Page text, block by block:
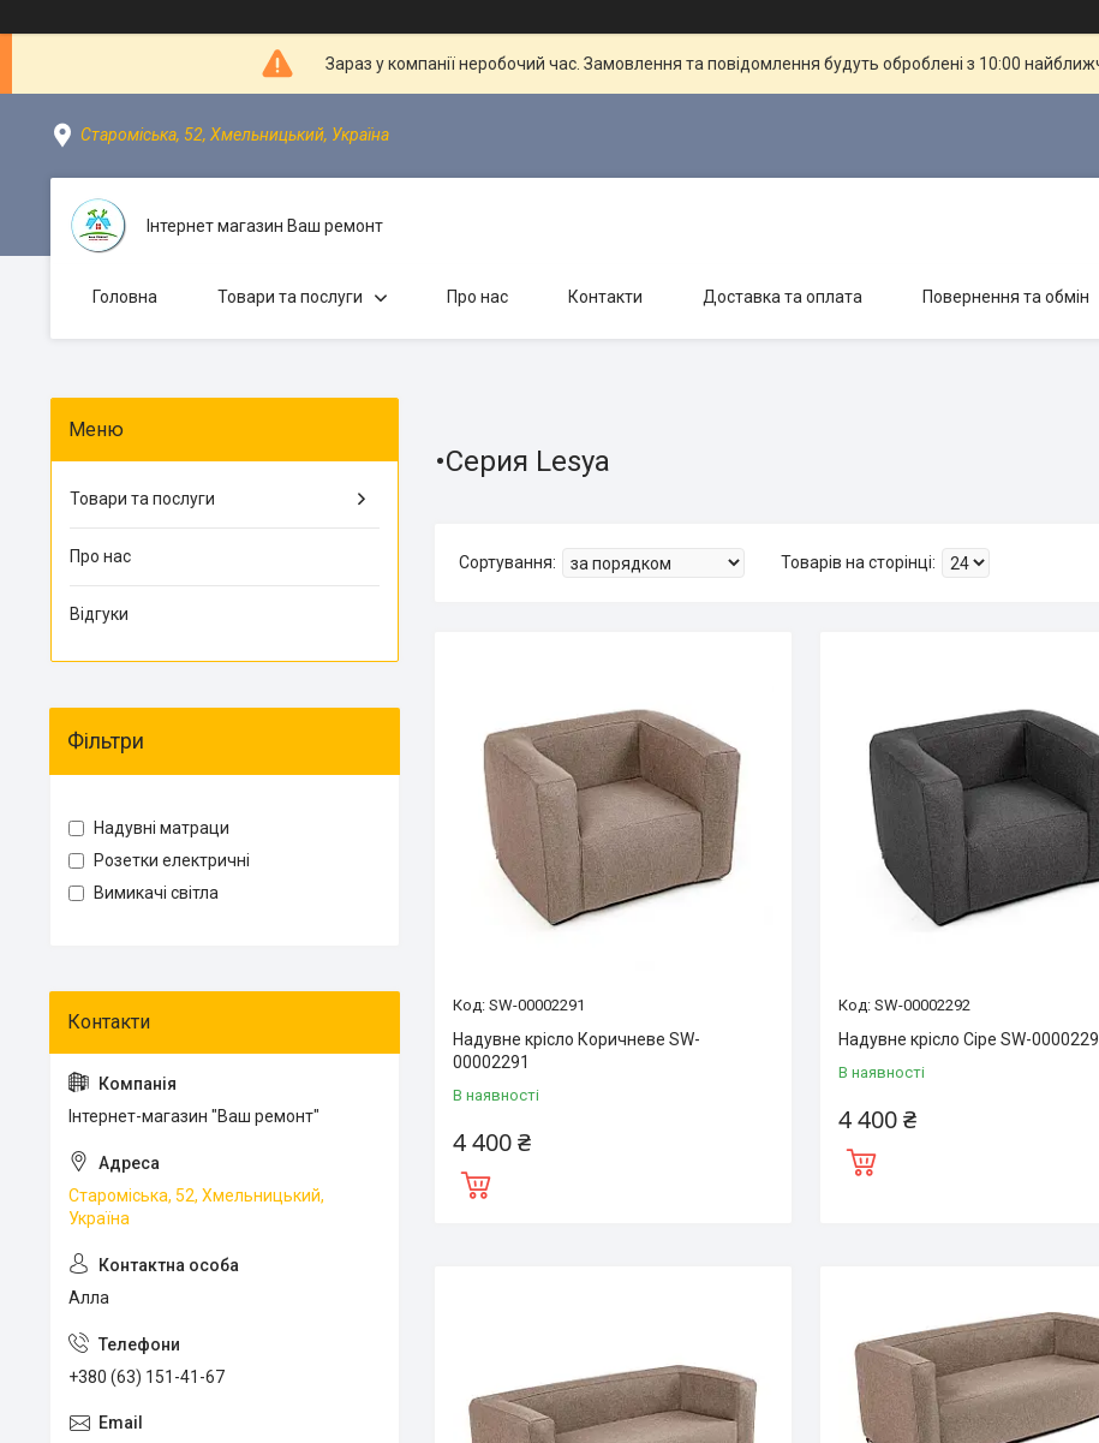
Зараз у компанії неробочий час. Замовлення та повідомлення будуть оброблені з 10:00
Староміська, 52, Хмельницький, Україна
Інтернет магазин Ваш ремонт
Головна Товари та послуги Про нас Контакти Доставка та оплата Повернення та обмін
•Серия Lesya
SW-00002291
Надувне крісло Коричневе SW-
00002291
В наявності
4 400 ₴
SW-00002292
Надувне крісло Сіре SW-
В наявності
4 400 ₴
Товари та послуги
Про нас
Відгуки
Фільтри
Надувні матраци
Розетки електричні
Вимикачі світла
Інтернет-магазин "Ваш ремонт"
Староміська, 52, Хмельницький,
Україна
Алла
+380 (63) 151-41-67